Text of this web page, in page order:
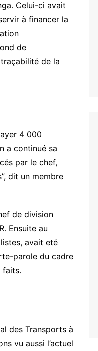
. Celui-ci avait
à financer la
de
de la
4 000
a continué sa
par le chef,
dit un membre
de division
. Ensuite au
avait eté
parole du cadre
faits.
des Transports à
vu aussi l’actuel